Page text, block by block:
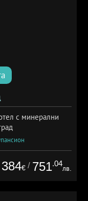
с минерални
384€ / 751.04
лв.